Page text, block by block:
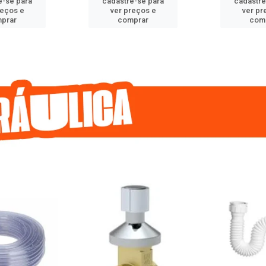
e
ver preços e
comprar
ver